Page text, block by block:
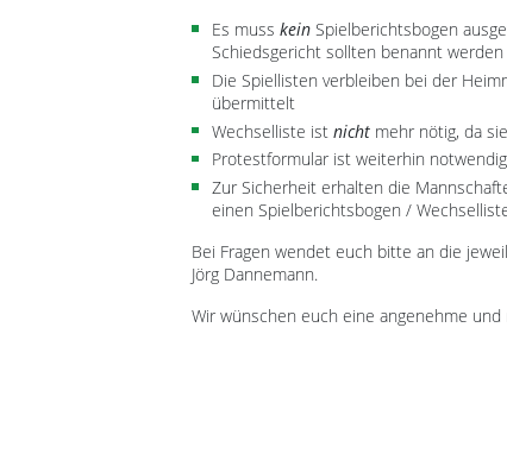
Es musskein Spielberichtsbogen
Schiedsgericht sollten benannt werden
Die Spiellisten verbleiben bei der
übermittelt
Wechselliste istnicht mehr nötig, da
Protestformular ist weiterhin
Zur Sicherheit erhalten die
einen Spielberichtsbogen /
Bei Fragen wendet euch bitte an die
Jörg Dannemann.
Wir wünschen euch eine angenehme und